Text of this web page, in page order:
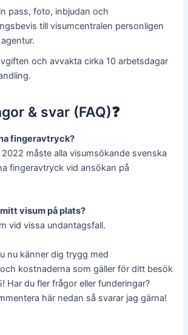
pass, foto, inbjudan och
till visumcentralen personligen
och avvakta cirka 10 arbetsdagar
& svar (FAQ)❓
fingeravtryck?
måste alla visumsökande svenska
fingeravtryck vid ansökan på
visum på plats?
vid vissa undantagsfall.
nu känner dig trygg med
kostnaderna som gäller för ditt besök
Har du fler frågor eller funderingar?
här nedan så svarar jag gärna!